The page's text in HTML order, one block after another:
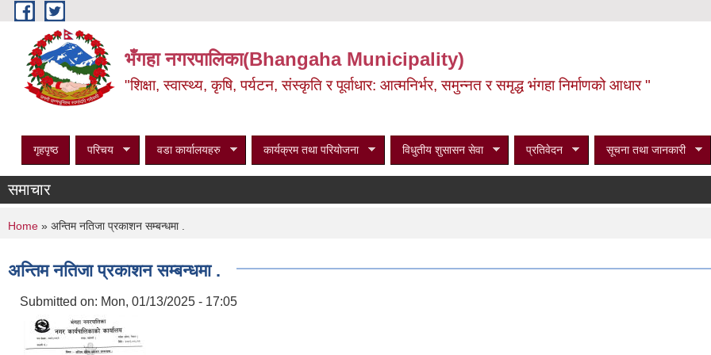
Skip to main content
भँगहा नगरपालिका(Bhangaha Municipality)
"शिक्षा, स्वास्थ्य, कृषि, पर्यटन, संस्कृति र पूर्वाधार: आत्मनिर्भर, समुन्नत र समृद्ध भंगहा निर्माणको आधार "
गृहपृष्ठ परिचय वडा कार्यालयहरु कार्यक्रम तथा परियोजना विधुतीय शुसासन सेवा प्रतिवेदन सूचना तथा जानकारी
समाचार
You are here
Home » अन्तिम नतिजा प्रकाशन सम्बन्धमा .
अन्तिम नतिजा प्रकाशन सम्बन्धमा .
Submitted on: Mon, 01/13/2025 - 17:05